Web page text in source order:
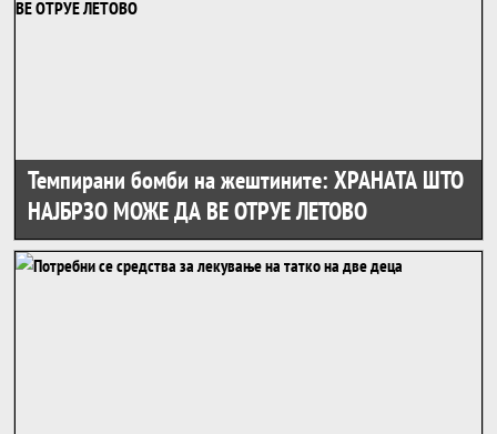
Темпирани бомби на жештините: ХРАНАТА ШТО
НАЈБРЗО МОЖЕ ДА ВЕ ОТРУЕ ЛЕТОВО